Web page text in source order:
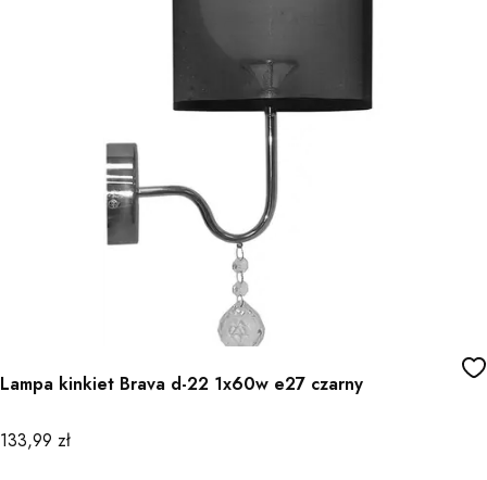
Lampa kinkiet Brava d-22 1x60w e27 czarny
Cena
133,99 zł